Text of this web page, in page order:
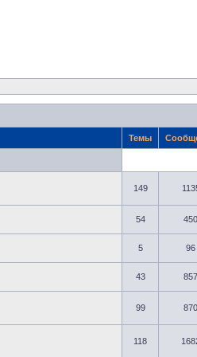
Темы
149
54 450
5 96
43 857
99 870
118